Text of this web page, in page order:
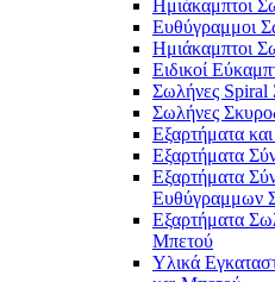
Ημιάκαμπτοι
Ευθύγραμμοι
Ημιάκαμπτοι
Ειδικοί
Σωλήνες Spiral
Σωλήνες
Εξαρτήματα
Εξαρτήματα
Εξαρτήματα
Ευθύγραμμων
Εξαρτήματα
Μπετού
Υλικά